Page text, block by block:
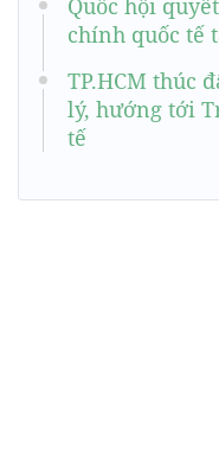
Quốc hội
chính quốc tế
TP.HCM thúc
lý, hướng tới
tế